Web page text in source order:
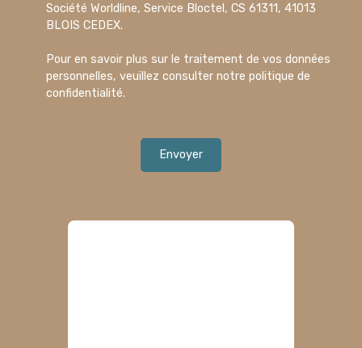
Société Worldline, Service Bloctel, CS 61311, 41013
BLOIS CEDEX.
Pour en savoir plus sur le traitement de vos données
personnelles, veuillez consulter notre politique de
confidentialité.
Envoyer